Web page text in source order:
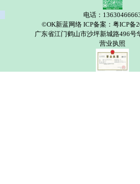
电话：
©OK新蓝网络 ICP备案：粤ICP备
广东省江门鹤山市沙坪新城路496号
营业执照